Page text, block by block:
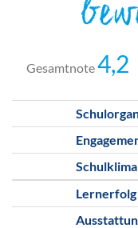
Gesamtnote4,2
Schulklima
Lernerfolg